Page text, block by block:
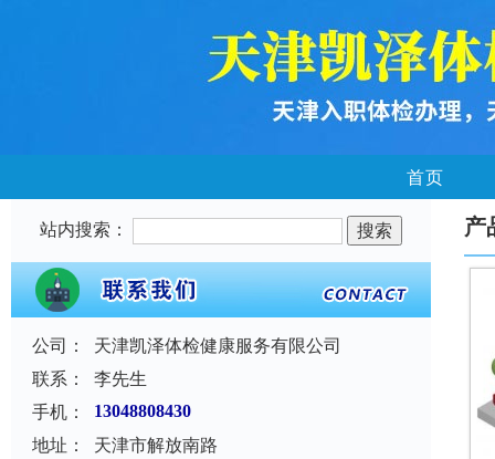
首页
站内搜索：
公司：
天津凯泽体检健康服务有限公司
联系：
李先生
手机：
13048808430
地址：
天津市解放南路
产